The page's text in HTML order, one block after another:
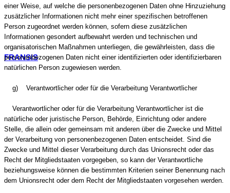
FRANSIS
einer Weise, auf welche die personenbezogenen Daten ohne Hinzuziehung
zusätzlicher Informationen nicht mehr einer spezifischen betroffenen
Person zugeordnet werden können, sofern diese zusätzlichen
Informationen gesondert aufbewahrt werden und technischen und
organisatorischen Maßnahmen unterliegen, die gewährleisten, dass die
personenbezogenen Daten nicht einer identifizierten oder identifizierbaren
natürlichen Person zugewiesen werden.
g) Verantwortlicher oder für die Verarbeitung Verantwortlicher
Verantwortlicher oder für die Verarbeitung Verantwortlicher ist die
natürliche oder juristische Person, Behörde, Einrichtung oder andere
Stelle, die allein oder gemeinsam mit anderen über die Zwecke und Mittel
der Verarbeitung von personenbezogenen Daten entscheidet. Sind die
Zwecke und Mittel dieser Verarbeitung durch das Unionsrecht oder das
Recht der Mitgliedstaaten vorgegeben, so kann der Verantwortliche
beziehungsweise können die bestimmten Kriterien seiner Benennung nach
dem Unionsrecht oder dem Recht der Mitgliedstaaten vorgesehen werden.